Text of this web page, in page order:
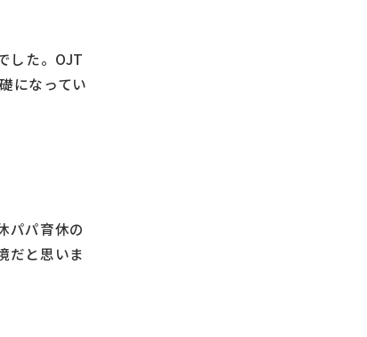
した。OJT
になってい
パパ育休の
だと思いま